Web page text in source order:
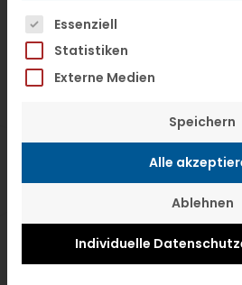
Marktkorb zum
13. Bildungsmesse im
am 16./17.06.2019
Es folgt eine Liste der
Essenziell
Statistiken
Externe Medien
Speichern
Alle
Ablehnen
Individuelle